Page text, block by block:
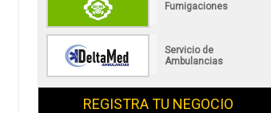
Fumigaciones
Servicio de
Ambulancias
REGISTRA TU NEGOCIO